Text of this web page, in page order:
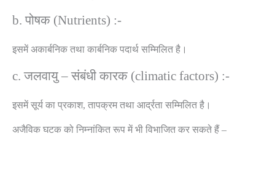
b. पोषक (Nutrients) :-
इसमें अकार्बनिक तथा कार्बनिक पदार्थ सम्मिलित है।
c. जलवायु – संबंधी कारक (climatic factors) :-
इसमें सूर्य का प्रकाश, तापक्रम तथा आर्द्रता सम्मिलित है।
अजैविक घटक को निम्नांकित रूप में भी विभाजित कर सकते हैं –